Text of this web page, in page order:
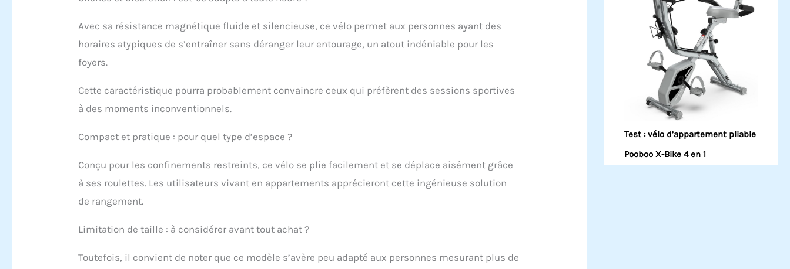
ou de suivre des cours de fitness pendant votre séance sur ce
velo d'appartement pliable. 【Pliant & Facile à transporter】
l’autre pour créer votre coin fitness à domicile.
Avec sa résistance magnétique fluide et silencieuse, ce vélo permet aux personnes ayant des
horaires atypiques de s’entraîner sans déranger leur entourage, un atout indéniable pour les
foyers.
Cette caractéristique pourra probablement convaincre ceux qui préfèrent des sessions sportives
à des moments inconventionnels.
Compact et pratique : pour quel type d’espace ?
Conçu pour les confinements restreints, ce vélo se plie facilement et se déplace aisément grâce
à ses roulettes. Les utilisateurs vivant en appartements apprécieront cette ingénieuse solution
de rangement.
Limitation de taille : à considérer avant tout achat ?
Toutefois, il convient de noter que ce modèle s’avère peu adapté aux personnes mesurant plus de
Test : vélo d’appartement pliable
Pooboo X-Bike 4 en 1